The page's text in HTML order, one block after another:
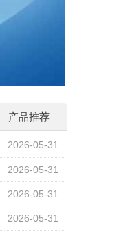
产品推荐
2026-05-31
2026-05-31
2026-05-31
2026-05-31